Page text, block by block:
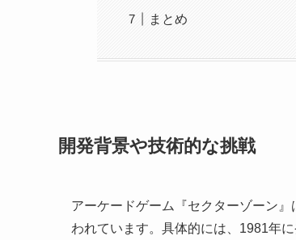
まとめ
開発背景や技術的な挑戦
アーケードゲーム『セクターゾーン
われています。具体的には、1981年